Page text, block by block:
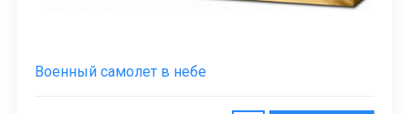
Военный самолет в небе